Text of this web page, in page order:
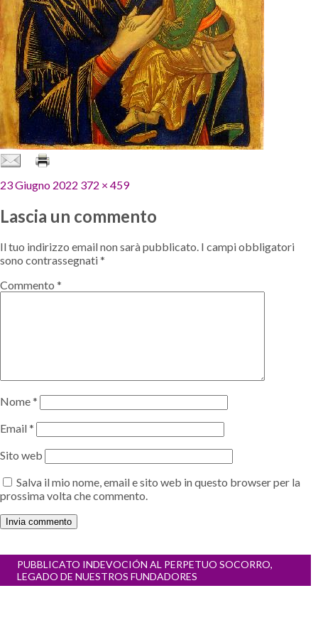
Pubblicato
23 Giugno 2022 Dimensione
372 × 459
Lascia un commento
Il tuo indirizzo email non sarà pubblicato. I campi obbligatori
sono contrassegnati*
Commento *
Nome*
Email*
Sito web
Salva il mio nome, email e sito web in questo browser per la
prossima volta che commento.
Navigazione
articoli
PUBBLICATO INDEVOCIÓN AL PERPETUO SOCORRO,
LEGADO DE NUESTROS FUNDADORES